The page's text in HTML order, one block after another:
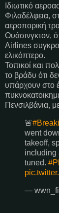
Ιδιωτικό
Φιλαδέλφεια,
αεροπορική
Ουάσινγκτον,
Airlines
ελικόπτερο.
Τοπικοί και
το βράδυ ότι
υπάρχουν στο
Πενσιλβάνια,
🚨
went
takeoff,
including
tuned.
—